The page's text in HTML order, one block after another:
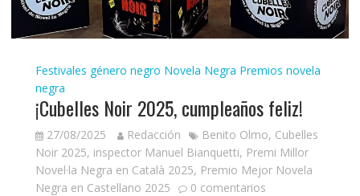
Festivales género negro Novela Negra Premios novela
negra
¡Cubelles Noir 2025, cumpleaños feliz!
27/08/2025 Redacción Benito Olmo, Cubelles
Noir 2025, inspector Manuel Bianquetti, Premi Millor
Novel·la Negra en Català 2025, Premio Mejor Novela
Negra en Castellano 2025
0 comentarios